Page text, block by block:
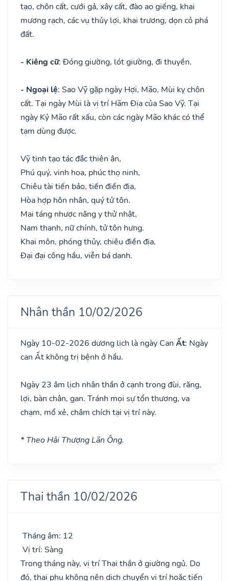
tạo, chôn cất, cưới gả, xây cất, đào ao giếng, khai
mương rạch, các vụ thủy lợi, khai trương, dọn cỏ phá
đất.
- Kiêng cữ: Đóng giường, lót giường, đi thuyền.
- Ngoại lệ: Sao Vỹ gặp ngày Hợi, Mão, Mùi kỵ chôn
cất. Tại ngày Mùi là vị trí Hãm Địa của Sao Vỹ. Tại
ngày Kỷ Mão rất xấu, còn các ngày Mão khác có thể
tạm dùng được.
Vỹ tinh tạo tác đắc thiên ân,
Phú quý, vinh hoa, phúc thọ ninh,
Chiêu tài tiến bảo, tiến điền địa,
Hòa hợp hôn nhân, quý tử tôn.
Mai táng nhược năng y thử nhật,
Nam thanh, nữ chính, tử tôn hưng.
Khai môn, phóng thủy, chiêu điền địa,
Đại đại công hầu, viễn bá danh.
Nhân thần 10/02/2026
Ngày 10-02-2026 dương lịch là ngày Can Ất: Ngày
can Ất không trị bệnh ở hầu.
Ngày 23 âm lịch nhân thần ở cạnh trong đùi, răng,
lợi, bàn chân, gan. Tránh mọi sự tổn thương, va
chạm, mổ xẻ, châm chích tại vị trí này.
* Theo Hải Thượng Lãn Ông.
Thai thần 10/02/2026
Tháng âm: 12
Vị trí: Sàng
Trong tháng này, vị trí Thai thần ở giường ngủ. Do
đó, thai phụ không nên dịch chuyển vị trí hoặc tiến